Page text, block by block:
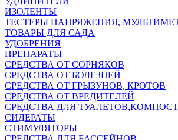
ИЗОЛЕНТЫ
ТЕСТЕРЫ НАПРЯЖЕНИЯ,
ТОВАРЫ ДЛЯ САДА
УДОБРЕНИЯ
ПРЕПАРАТЫ
СРЕДСТВА ОТ СОРНЯКОВ
СРЕДСТВА ОТ БОЛЕЗНЕЙ
СРЕДСТВА ОТ ГРЫЗУНОВ, КРОТОВ
СРЕДСТВА ОТ ВРЕДИТЕЛЕЙ
СРЕДСТВА ДЛЯ
СИДЕРАТЫ
СТИМУЛЯТОРЫ